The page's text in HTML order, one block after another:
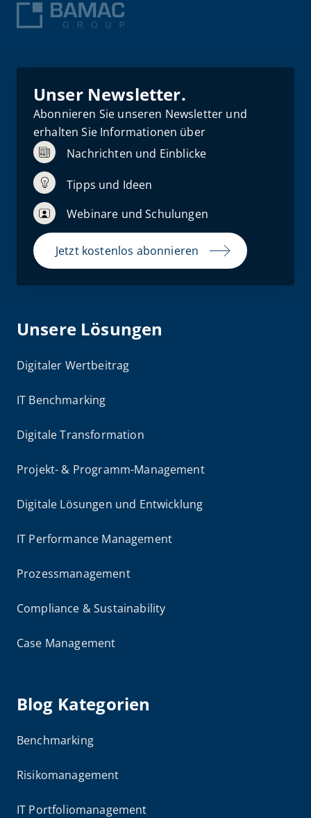
Unser Newsletter.
Abonnieren Sie unseren Newsletter und
erhalten Sie Informationen über
Nachrichten und Einblicke
Tipps und Ideen
Webinare und Schulungen
Jetzt kostenlos abonnieren
Unsere Lösungen
Digitaler Wertbeitrag
IT Benchmarking
Digitale Transformation
Projekt- & Programm-Management
Digitale Lösungen und Entwicklung
IT Performance Management
Prozessmanagement
Compliance & Sustainability
Case Management
Blog Kategorien
Benchmarking
Risikomanagement
IT Portfoliomanagement